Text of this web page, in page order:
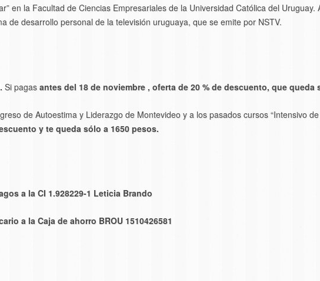
en la Facultad de Ciencias Empresariales de la Universidad Católica del
de desarrollo personal de la televisión uruguaya, que se emite por NSTV.
Si pagas antes del 18 de noviembre , oferta de 20 % de descuento, que queda
de Autoestima y Liderazgo de Montevideo y a los pasados cursos “Intensivo de
y te queda sólo a 1650 pesos.
a la CI 1.928229-1 Leticia Brando
a la Caja de ahorro BROU 1510426581